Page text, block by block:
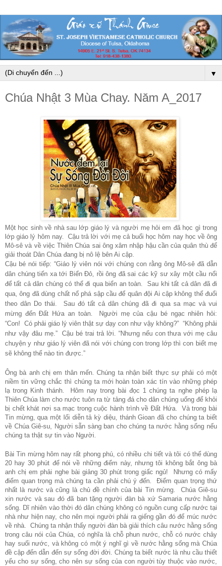
▼
Chúa Nhật 3 Mùa Chay. Năm A_2017
Một học sinh về nhà sau lớp giáo lý và người mẹ hỏi em đã học gì trong
lớp giáo lý hôm nay. Cậu trả lời với mẹ cả buổi học hôm nay học về ông
Mô-sê và về việc Thiên Chúa sai ông xâm nhập hậu cần của quân thù để
giải thoát Dân Chúa đang bị nô lệ bên Ai cập.
Cậu bé nói tiếp: “Giáo lý viên nói với chúng con rằng ông Mô-sê đã dẫn
dân chúng tiến xa tới Biển Đỏ, rồi ông đã sai các kỹ sư xây một cầu nổi
để tất cả dân chúng có thể đi qua biển an toàn. Sau khi tất cả dân đã đi
qua, ông đã dùng chất nổ phá sập cầu để quân đội Ai cập không thể đuổi
theo dân Do thái. Sau đó tất cả dân chúng đã đi qua sa mạc và vui
mừng đến Đất Hứa an toàn. Người mẹ của cậu bé ngạc nhiên hỏi:
“Con! Có phải giáo lý viên thật sự dạy con như vậy không?” “Không phải
như vậy đâu mẹ.” Cậu bé trai trả lời. “Nhưng nếu con thưa với mẹ câu
chuyện y như giáo lý viên đã nói với chúng con trong lớp thì con biết mẹ
sẽ không thể nào tin được.”
Ông bà anh chị em thân mến. Chúng ta nhận biết thực sự phải có một
niềm tin vững chắc thì chúng ta mới hoàn toàn xác tín vào những phép
lạ trong Kinh thánh. Hôm nay trong bài đọc 1 chúng ta nghe phép lạ
Thiên Chúa làm cho nước tuôn ra từ tảng đá cho dân chúng uống để khỏi
bị chết khát nơi sa mạc trong cuộc hành trình về Đất Hứa. Và trong bài
Tin mừng, qua một lối diễn tả kỳ diệu, thánh Gioan đã cho chúng ta biết
về Chúa Giê-su, Người sẵn sàng ban cho chúng ta nước hằng sống nếu
chúng ta thật sự tin vào Người.
Bài Tin mừng hôm nay rất phong phú, có nhiều chi tiết và tôi có thể dùng
20 hay 30 phút để nói về những điểm này, nhưng tôi không bắt ông bà
anh chị em phải nghe bài giảng 30 phút trong giấc ngủ! Nhưng có mấy
điểm quan trọng mà chúng ta cần phải chú ý đến. Điểm quan trọng thứ
nhất là nước và cũng là chủ đề chính của bài Tin mừng. Chúa Giê-su
xin nước và sau đó đã ban tặng người đàn bà xứ Samaria nước hằng
sống. Dĩ nhiên vào thời đó dân chúng không có nguồn cung cấp nước tại
nhà như hiện nay, cho nên mọi người phải ra giếng gần đó để múc nước
về nhà. Chúng ta nhận thấy người đàn bà giải thích câu nước hằng sống
trong câu nói của Chúa, có nghĩa là chỗ phun nước, chỗ có nước chảy
hay suối nước, và không có một ý nghĩ gì về nước hằng sống mà Chúa
đề cập đến dẫn đến sự sống đời đời. Chúng ta biết nước là nhu cầu thiết
yếu cho sự sống, cho nên sự sống của con người tùy thuộc vào nước,